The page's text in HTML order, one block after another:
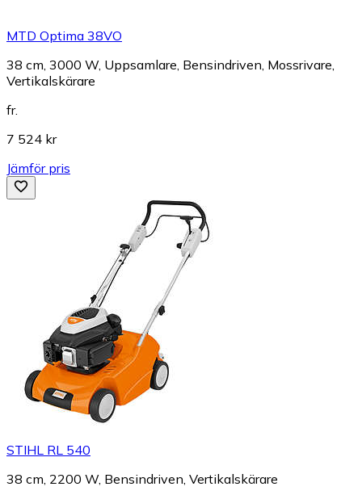
MTD Optima 38VO
38 cm, 3000 W, Uppsamlare, Bensindriven, Mossrivare,
Vertikalskärare
fr.
7 524 kr
Jämför pris
STIHL RL 540
38 cm, 2200 W, Bensindriven, Vertikalskärare